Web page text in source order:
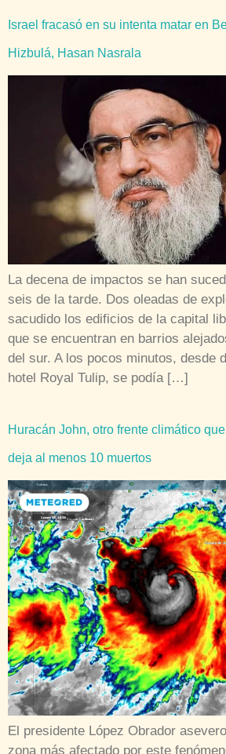
Israel fracasó en su intenta matar en
Hizbulá, Hasan Nasrala
La decena de impactos se han
seis de la tarde. Dos oleadas de
sacudido los edificios de la capital
que se encuentran en barrios
del sur. A los pocos minutos, desde
hotel Royal Tulip, se podía […]
Huracán John, otro frente climático
deja al menos 10 muertos
El presidente López Obrador
zona más afectado por este